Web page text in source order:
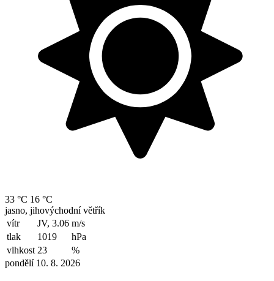
33 °C 16 °C
jasno, jihovýchodní větřík
vítr
JV, 3.06 m/s
tlak
1019
hPa
vlhkost 23
%
pondělí 10. 8. 2026